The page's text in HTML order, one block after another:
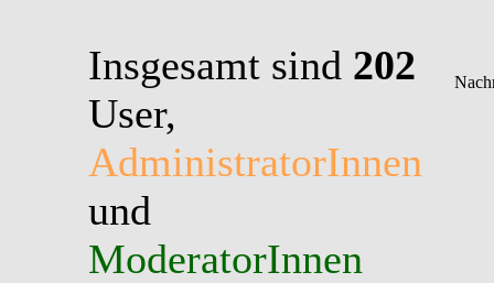
Insgesamt sind 202
User,
AdministratorInnen
und
ModeratorInnen